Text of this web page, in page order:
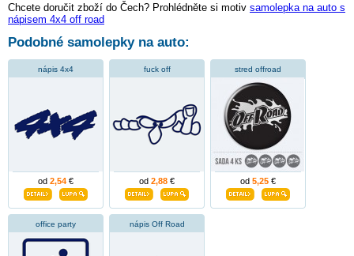
Chcete doručit zboží do Čech? Prohlédněte si motiv samolepka na auto s
nápisem 4x4 off road
Podobné samolepky na auto:
nápis 4x4
od 2,54 €
fuck off
od 2,88 €
stred offroad
od 5,25 €
office party nápis Off Road